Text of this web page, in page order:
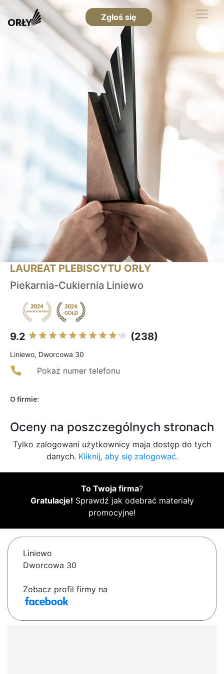
Zgłoś się
LAUREAT PLEBISCYTU ORŁY
Piekarnia-Cukiernia Liniewo
9.2 (238)
Liniewo, Dworcowa 30
Pokaż numer telefonu
O firmie:
Oceny na poszczególnych stronach
Tylko zalogowani użytkownicy maja dostęp do tych
danych. Kliknij, aby się zalogować.
To Twoja firma?
Gratulacje! Sprawdź jak odebrać materiały
promocyjne!
Liniewo
Dworcowa 30
Zobacz profil firmy na